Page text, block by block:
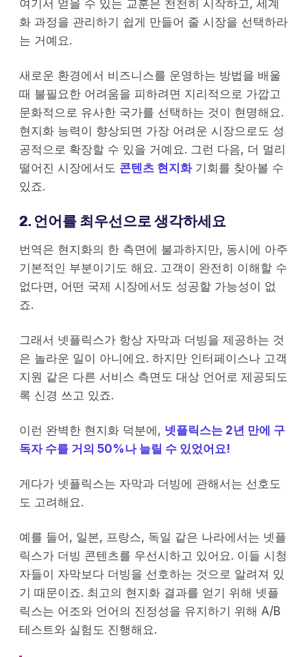
여기서 얻을 수 있는 교훈은 천천히 시작하고, 세계
화 과정을 관리하기 쉽게 만들어 줄 시장을 선택하라
는 거예요.
새로운 환경에서 비즈니스를 운영하는 방법을 배울
때 불필요한 어려움을 피하려면 지리적으로 가깝고
문화적으로 유사한 국가를 선택하는 것이 현명해요.
현지화 능력이 향상되면 가장 어려운 시장으로도 성
공적으로 확장할 수 있을 거예요. 그런 다음, 더 멀리
떨어진 시장에서도 콘텐츠 현지화기회를 찾아볼 수
있죠.
2. 언어를 최우선으로 생각하세요
번역은 현지화의 한 측면에 불과하지만, 동시에 아주
기본적인 부분이기도 해요. 고객이 완전히 이해할 수
없다면, 어떤 국제 시장에서도 성공할 가능성이 없
죠.
그래서 넷플릭스가 항상 자막과 더빙을 제공하는 것
은 놀라운 일이 아니에요. 하지만 인터페이스나 고객
지원 같은 다른 서비스 측면도 대상 언어로 제공되도
록 신경 쓰고 있죠.
이런 완벽한 현지화 덕분에, 넷플릭스는 2년 만에 구
독자 수를 거의 50%나 늘릴 수 있었어요!
게다가 넷플릭스는 자막과 더빙에 관해서는 선호도
도 고려해요.
예를 들어, 일본, 프랑스, 독일 같은 나라에서는 넷플
릭스가 더빙 콘텐츠를 우선시하고 있어요. 이들 시청
자들이 자막보다 더빙을 선호하는 것으로 알려져 있
기 때문이죠. 최고의 현지화 결과를 얻기 위해 넷플
릭스는 어조와 언어의 진정성을 유지하기 위해 A/B
테스트와 실험도 진행해요.